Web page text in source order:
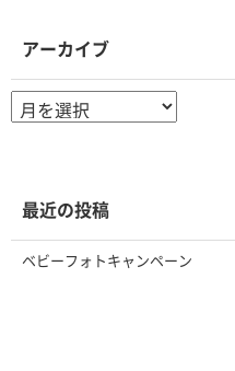
アーカイブ
ア
ー
最近の投稿
ベビーフォトキャンペーン